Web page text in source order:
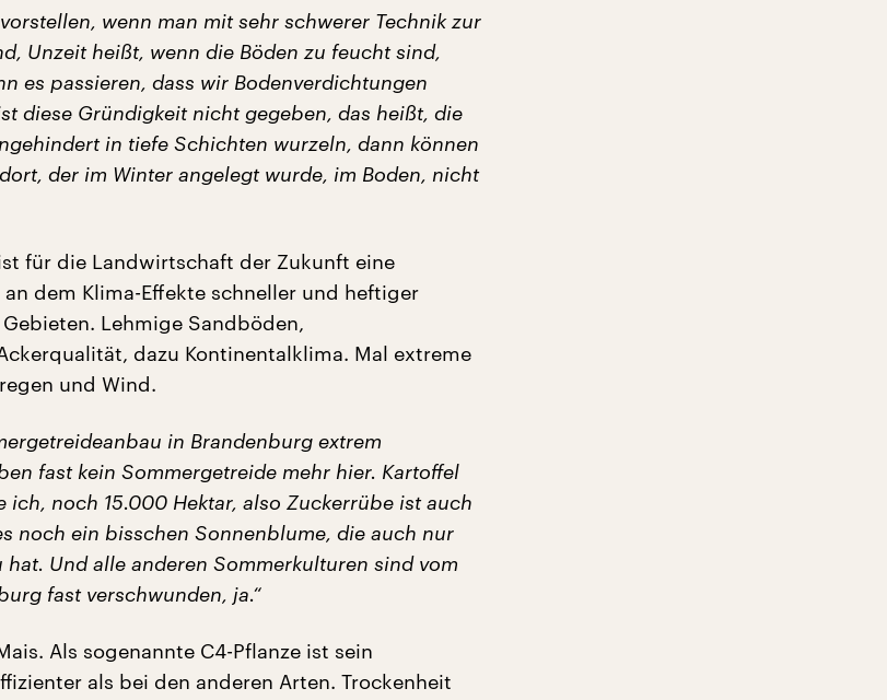
wenn man mit sehr schwerer Technik zur
Unzeit heißt, wenn die Böden zu feucht sind,
es passieren, dass wir Bodenverdichtungen
diese Gründigkeit nicht gegeben, das heißt, die
in tiefe Schichten wurzeln, dann können
der im Winter angelegt wurde, im Boden, nicht
für die Landwirtschaft der Zukunft eine
dem Klima-Effekte schneller und heftiger
Lehmige Sandböden,
dazu Kontinentalklima. Mal extreme
und Wind.
in Brandenburg extrem
fast kein Sommergetreide mehr hier. Kartoffel
ich, noch 15.000 Hektar, also Zuckerrübe ist auch
noch ein bisschen Sonnenblume, die auch nur
Und alle anderen Sommerkulturen sind vom
fast verschwunden, ja.“
Als sogenannte C4-Pflanze ist sein
als bei den anderen Arten. Trockenheit